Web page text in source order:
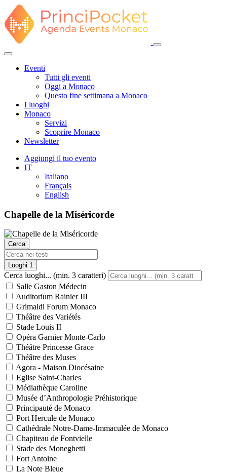
Eventi
Tutti gli eventi
Oggi a Monaco
Questo fine settimana a Monaco
I luoghi
Monaco
Servizi
Scoprire Monaco
Newsletter
Aggiungi il tuo evento
IT
Italiano
Français
English
Chapelle de la Miséricorde
Cerca
Luoghi 1
Cerca luoghi... (min. 3 caratteri)
Salle Gaston Médecin
Auditorium Rainier III
Grimaldi Forum Monaco
Théâtre des Variétés
Stade Louis II
Opéra Garnier Monte-Carlo
Théâtre Princesse Grace
Théâtre des Muses
Agora - Maison Diocésaine
Eglise Saint-Charles
Médiathèque Caroline
Musée d’Anthropologie Préhistorique
Principauté de Monaco
Port Hercule de Monaco
Cathédrale Notre-Dame-Immaculée de Monaco
Chapiteau de Fontvielle
Stade des Moneghetti
Fort Antoine
La Note Bleue